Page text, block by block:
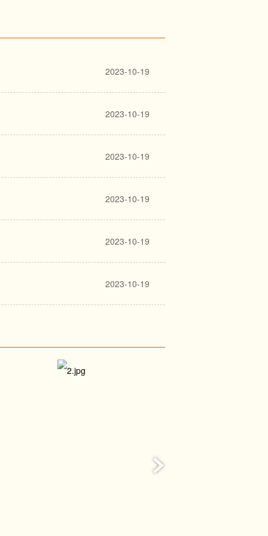
献的英雄们给予最深情的褒
实的、现实的、朴实的，不能用
文艺创作具有深沉的力量和隽
浪漫主义相结合的美学风格，塑
文艺工作者要发扬中国文艺追求
温度的东西表现出来，倡导健康
观，使人民在精神生活上更加充
的文艺成就最终要看作品，衡
我们这个伟大民族、伟大时代的
(2021年10月25日)
埋头苦干久
推动我国数
(2021年10月15日)
(2021年10月14日)
(2021年10月13日至14日)
(2021年10月13日)
(2021年10月12日)
(2021年9月)
2023-10-19
2023-10-19
2023-10-19
2023-10-19
2023-10-19
2023-10-19